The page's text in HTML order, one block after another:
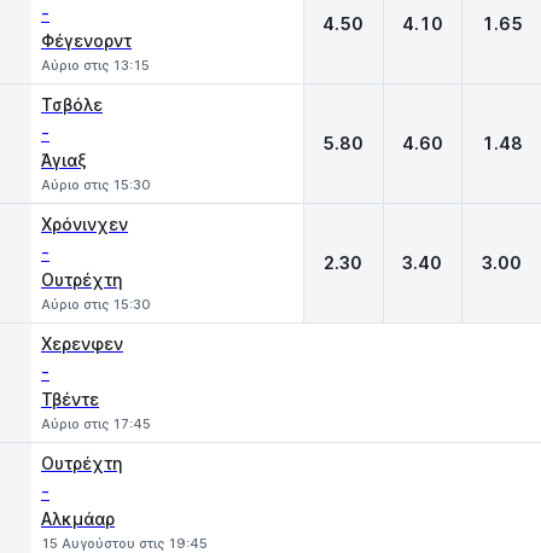
-
Φέγενορντ
Αύριο στις 13:15
4.50 4.10 1.65
Τσβόλε
-
Άγιαξ
Αύριο στις 15:30
5.80 4.60 1.48
Χρόνινχεν
-
Ουτρέχτη
Αύριο στις 15:30
2.30 3.40 3.00
Χερενφεν
-
Τβέντε
Αύριο στις 17:45
Ουτρέχτη
-
Αλκμάαρ
15 Αυγούστου στις 19:45